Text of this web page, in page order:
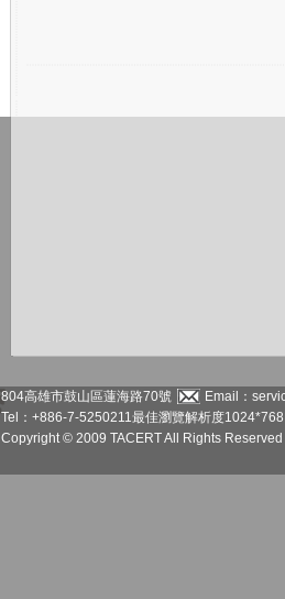
804高雄市鼓山區蓮海路70號
Email：
Tel：+886-7-5250211最佳瀏覽解析度
Copyright © 2009 TACERT All Rights Reserved